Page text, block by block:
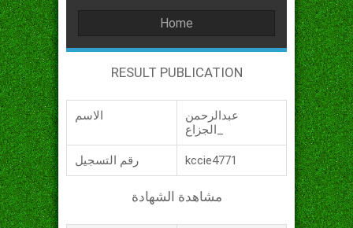
Home
RESULT PUBLICATION
الاسم
عبدالرحمن
رقم التسجيل kccie4771
مشاهدة الشهادة